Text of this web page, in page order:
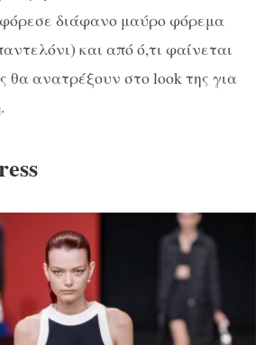
διάφανο μαύρο φόρεμα
και από ό,τι φαίνεται
θα ανατρέξουν στο look της για
.